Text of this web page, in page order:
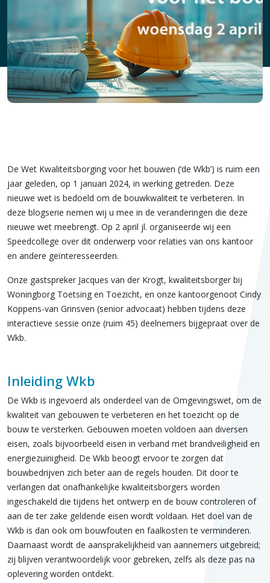
De Wet Kwaliteitsborging voor het bouwen (‘de Wkb’) is ruim een
jaar geleden, op 1 januari 2024, in werking getreden. Deze
nieuwe wet is bedoeld om de bouwkwaliteit te verbeteren. In
deze blogserie nemen wij u mee in de veranderingen die deze
nieuwe wet meebrengt. Op 2 april jl. organiseerde wij een
Speedcollege over dit onderwerp voor relaties van ons kantoor
en andere geïnteresseerden.
Onze gastspreker Jacques van der Krogt, kwaliteitsborger bij
Woningborg Toetsing en Toezicht, en onze kantoorgenoot Cindy
Koppens-van Grinsven (senior advocaat) hebben tijdens deze
interactieve sessie onze (ruim 45) deelnemers bijgepraat over de
Wkb.
Inleiding Wkb
De Wkb is ingevoerd als onderdeel van de Omgevingswet, om de
kwaliteit van gebouwen te verbeteren en het toezicht op de
bouw te versterken. Gebouwen moeten voldoen aan diversen
eisen, zoals bijvoorbeeld eisen in verband met brandveiligheid en
energiezuinigheid. De Wkb beoogt ervoor te zorgen dat
bouwbedrijven zich beter aan de regels houden. Dit door te
verlangen dat onafhankelijke kwaliteitsborgers worden
ingeschakeld die tijdens het ontwerp en de bouw controleren of
aan de ter zake geldende eisen wordt voldaan. Het doel van de
Wkb is dan ook om bouwfouten en faalkosten te verminderen.
Daarnaast wordt de aansprakelijkheid van aannemers uitgebreid;
zij blijven verantwoordelijk voor gebreken, zelfs als deze pas na
oplevering worden ontdekt.